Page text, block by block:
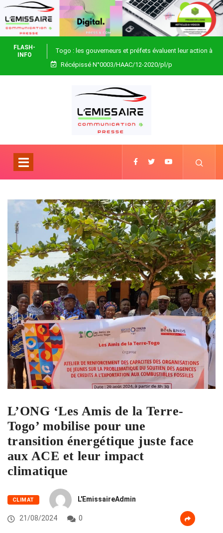
FLASH-
INFO
Togo : les gouverneurs et préfets évaluent leur action à
Blitta
Récépissé N°0003/HAAC/12-2020/pl/p
L’ONG ‘Les Amis de la Terre-
Togo’ mobilise pour une
transition énergétique juste face
aux ACE et leur impact
climatique
CLIMAT L'EmissaireAdmin
21/08/2024 0